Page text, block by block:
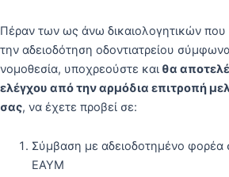
Πέραν των ως άνω δικαιολογητικών που
την αδειοδότηση οδοντιατρείου
νομοθεσία, υποχρεούστε και θα
ελέγχου από την αρμόδια επιτροπή
σας, να έχετε προβεί σε:
Σύμβαση με αδειοδοτημένο
ΕΑΥΜ